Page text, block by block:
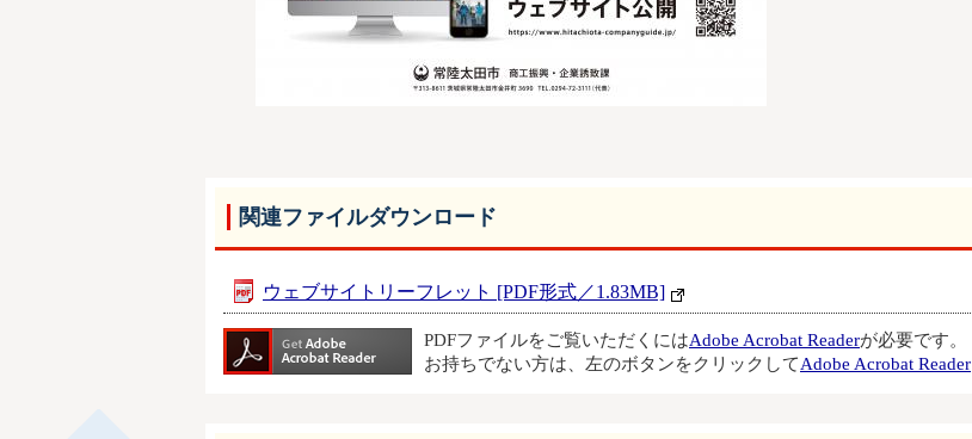
関連ファイルダウンロード
ウェブサイトリーフレット [PDF形式／1.83MB]
PDFファイルをご覧いただくにはAdobe Acrobat Readerが必要です。
お持ちでない方は、左のボタンをクリックしてAdobe Acrobat Reader